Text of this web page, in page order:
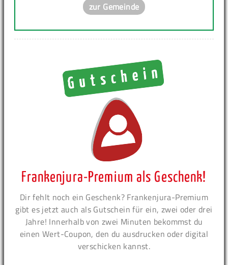
zur Gemeinde
Frankenjura-Premium als Geschenk!
Dir fehlt noch ein Geschenk? Frankenjura-Premium
gibt es jetzt auch als Gutschein für ein, zwei oder drei
Jahre! Innerhalb von zwei Minuten bekommst du
einen Wert-Coupon, den du ausdrucken oder digital
verschicken kannst.